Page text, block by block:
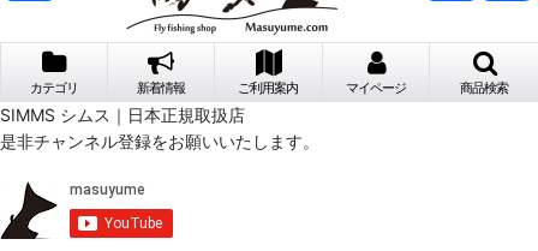
カテゴリ 新着情報 ご利用案内 マイページ 商品検索
SIMMS シムス｜日本正規取扱店
是非チャンネル登録をお願いいたします。